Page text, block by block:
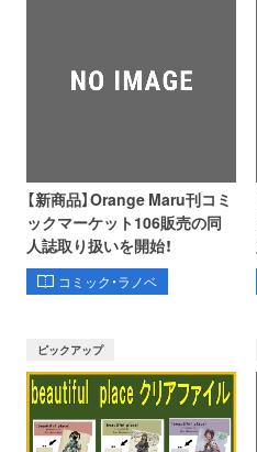
【新商品】Orange Maru刊コミ
ックマーケット106販売の同
人誌取り扱いを開始！
コミック・ラノベ
ピックアップ